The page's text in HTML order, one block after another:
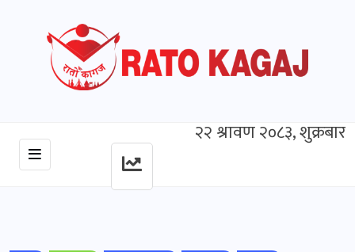
२२ श्रावण २०८३, शुक्रबार